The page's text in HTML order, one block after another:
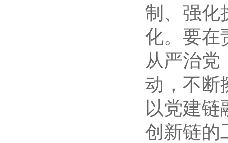
制、强化
化。要在
从严治党
动，不断
以党建
创新链的